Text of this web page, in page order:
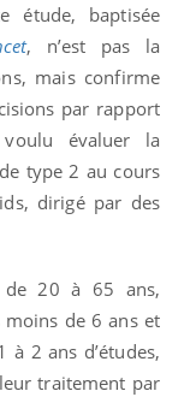
étude, baptisée
, n’est pas la
mais confirme
par rapport
évaluer la
type 2 au cours
dirigé par des
de 20 à 65 ans,
de 6 ans et
2 ans d’études,
traitement par